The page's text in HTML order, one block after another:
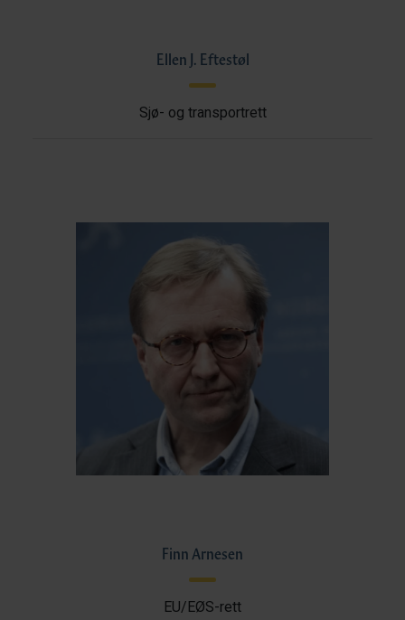
Ellen J. Eftestøl
Sjø- og transportrett
Finn Arnesen
EU/EØS-rett